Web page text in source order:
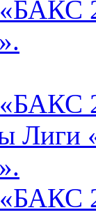
Лиги